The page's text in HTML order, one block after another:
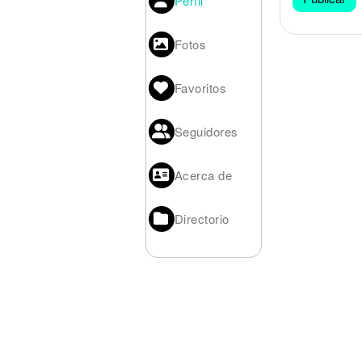
Fotos
Favoritos
Seguidores
Acerca de
Directorio